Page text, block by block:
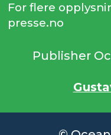
For flere
presse.no
Publisher